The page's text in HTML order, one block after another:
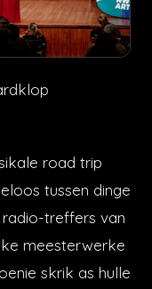
road trip
tussen dinge
treffers van
meesterwerke
skrik as hulle